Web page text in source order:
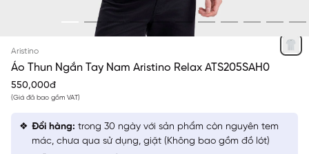
Aristino
Áo Thun Ngắn Tay Nam Aristino Relax ATS205SAH0
550,000đ
(Giá đã bao gồm VAT)
TRẮNG 2 JACQUARD HỌA TIẾT
Đổi hàng: trong 30 ngày với sản phẩm còn nguyên tem
mác, chưa qua sử dụng, giặt (Không bao gồm đồ lót)